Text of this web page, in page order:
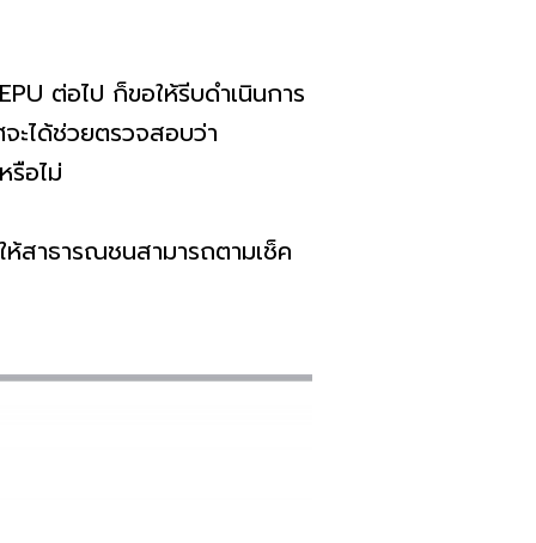
ต่อไป ก็ขอให้รีบดำเนินการ
ะได้ช่วยตรวจสอบว่า
อไม่
สาธารณชนสามารถตามเช็ค